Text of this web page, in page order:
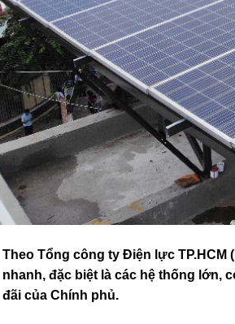
Theo Tổng công ty Điện lực TP.HCM
nhanh, đặc biệt là các hệ thống lớn,
đãi của Chính phủ.